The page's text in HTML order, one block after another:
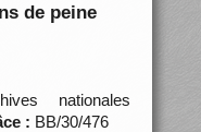
de peine
nationales
: BB/30/476